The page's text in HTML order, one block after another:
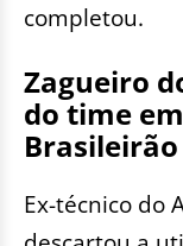
completou.
Zagueiro
do time
Brasileirão
Ex-técnico do